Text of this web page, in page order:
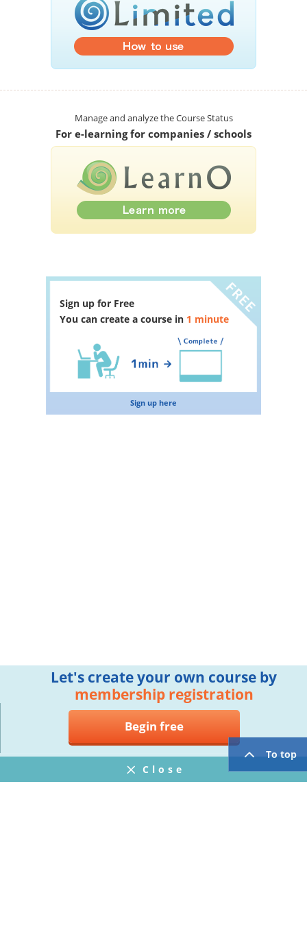
Manage and analyze the Course Status
For e-learning for companies / schools
Sign up for Free
You can create a course in 1 minute
Sign up here
To top
Let's create your own course by
membership registration
Begin free
Close